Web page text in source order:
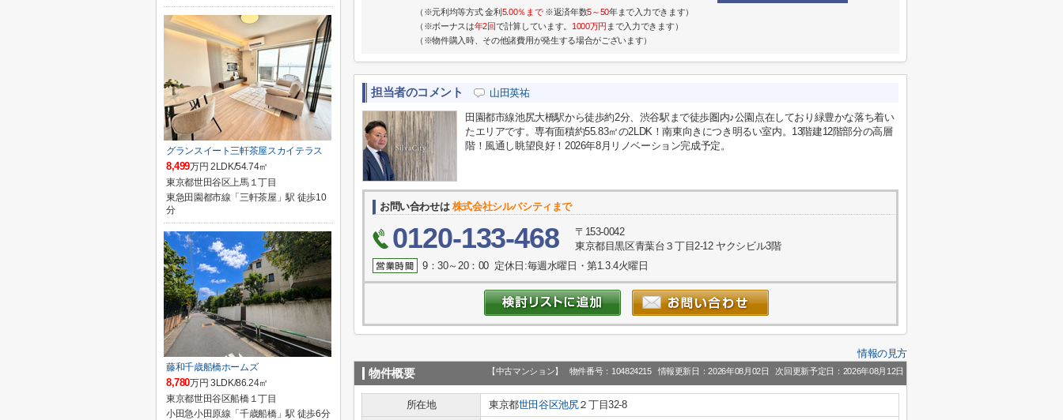
（※元利均等方式 金利5.00％まで※返済年数5～50年まで入力できます）
（※ボーナスは年2回で計算しています。 1000万円 まで入力できます）
（※物件購入時、その他諸費用が発生する場合がございます）
担当者のコメント 山田英祐
田園都市線池尻大橋駅から徒歩約2分、渋谷駅まで徒歩圏内♪公園点在しており緑豊かな落ち着い
たエリアです。専有面積約55.83㎡の2LDK！南東向きにつき明るい室内。13階建12階部分の高層
階！風通し眺望良好！2026年8月リノベーション完成予定。
お問い合わせは 株式会社シルバシティまで
0120-133-468
〒153-0042
東京都目黒区青葉台３丁目2-12 ヤクシビル3階
9：30～20：00 定休日:毎週水曜日・第1.3.4火曜日
情報の見方
物件概要 【中古マンション】 物件番号：104824215 情報更新日：2026年08月02日 次回更新予定日：2026年08月12日
所在地 東京都世田谷区池尻２丁目32-8
グランスイート三軒茶屋スカイテラス
8,499万円 2LDK/54.74㎡
東京都世田谷区上馬１丁目
東急田園都市線「三軒茶屋」駅 徒歩10
分
藤和千歳船橋ホームズ
8,780万円 3LDK/86.24㎡
東京都世田谷区船橋１丁目
小田急小田原線「千歳船橋」駅 徒歩6分